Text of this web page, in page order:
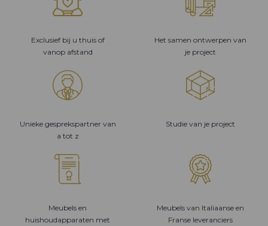
Exclusief bij u thuis of
vanop afstand
Het samen ontwerpen van
je project
Unieke gesprekspartner van
a tot z
Studie van je project
Meubels en
huishoudapparaten met
Meubels van Italiaanse en
Franse leveranciers